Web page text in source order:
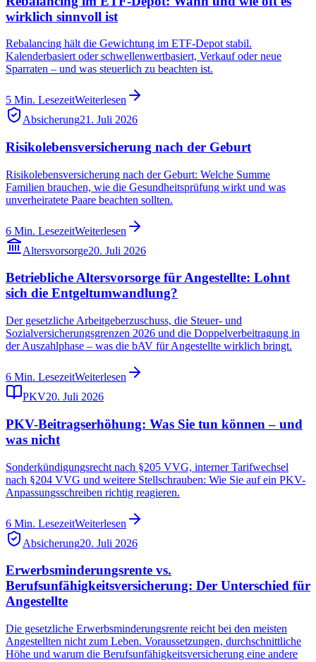
wirklich sinnvoll ist
Rebalancing hält die Gewichtung im ETF-Depot stabil.
Kalenderbasiert oder schwellenwertbasiert, Verkauf oder neue
Sparraten – und was steuerlich zu beachten ist.
5 Min. LesezeitWeiterlesen
Absicherung21. Juli 2026
Risikolebensversicherung nach der Geburt
Risikolebensversicherung nach der Geburt: Welche Summe
Familien brauchen, wie die Gesundheitsprüfung wirkt und was
unverheiratete Paare beachten sollten.
6 Min. LesezeitWeiterlesen
Altersvorsorge20. Juli 2026
Betriebliche Altersvorsorge für Angestellte: Lohnt
sich die Entgeltumwandlung?
Der gesetzliche Arbeitgeberzuschuss, die Steuer- und
Sozialversicherungsgrenzen 2026 und die Doppelverbeitragung in
der Auszahlphase – was die bAV für Angestellte wirklich bringt.
6 Min. LesezeitWeiterlesen
PKV20. Juli 2026
PKV-Beitragserhöhung: Was Sie tun können – und
was nicht
Sonderkündigungsrecht nach §205 VVG, interner Tarifwechsel
nach §204 VVG und weitere Stellschrauben: Wie Sie auf ein PKV-
Anpassungsschreiben richtig reagieren.
6 Min. LesezeitWeiterlesen
Absicherung20. Juli 2026
Erwerbsminderungsrente vs.
Berufsunfähigkeitsversicherung: Der Unterschied für
Angestellte
Die gesetzliche Erwerbsminderungsrente reicht bei den meisten
Angestellten nicht zum Leben. Voraussetzungen, durchschnittliche
Höhe und warum die Berufsunfähigkeitsversicherung eine andere